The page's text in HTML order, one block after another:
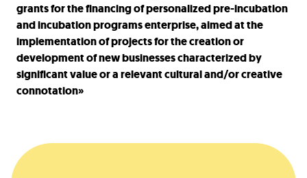
grants for the financing of personalized pre-incubation
and incubation programs enterprise, aimed at the
implementation of projects for the creation or
development of new businesses characterized by
significant value or a relevant cultural and/or creative
connotation»